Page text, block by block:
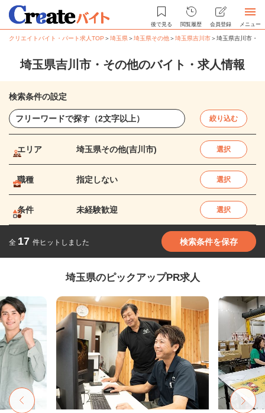
後で見る 閲覧履歴 会員登録 メニュー
クリエイトバイト・パート求人TOP ＞埼玉県＞埼玉県その他＞埼玉県吉川市＞埼玉県吉川市・
埼玉県吉川市・その他のバイト・求人情報
検索条件の設定
絞り込む
エリア 埼玉県その他(吉川市) 選択
職種 指定しない 選択
条件 未経験歓迎 選択
全 17 件ヒットしました 検索条件を保存
埼玉県のピックアップPR求人